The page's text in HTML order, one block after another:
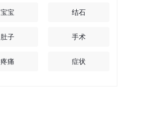
宝宝 结石
肚子 手术
疼痛 症状